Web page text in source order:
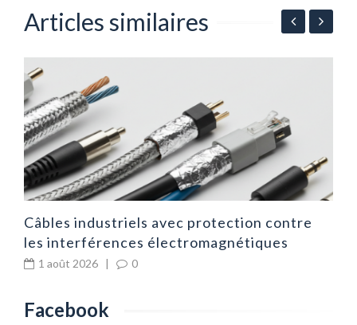
Articles similaires
Câbles industriels avec protection contre
les interférences électromagnétiques
1 août 2026 | 0
Facebook